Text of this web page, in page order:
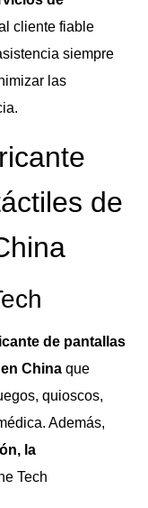
cliente fiable
siempre
las
de
de pantallas
China que
quioscos,
Además,
la
Tech